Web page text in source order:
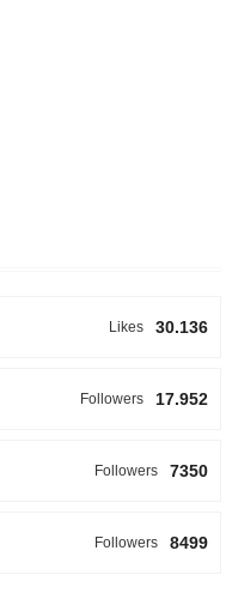
30.136
Likes
17.952
Followers
7350
Followers
8499
Followers